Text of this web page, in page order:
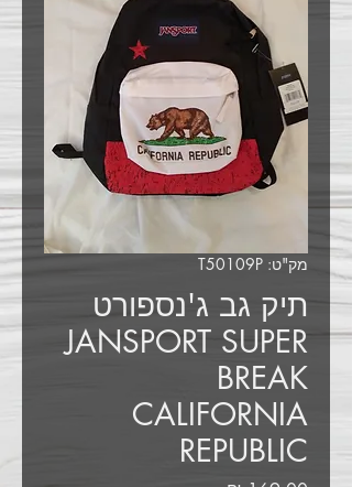
מק"ט: T50109P
תיק גב ג'נספורט
JANSPORT SUPER
BREAK
CALIFORNIA
REPUBLIC